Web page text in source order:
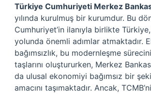
Türkiye Cumhuriyeti Merkez
yılında kurulmuş bir kurumdur. Bu
Cumhuriyet’in ilanıyla birlikte
yolunda önemli adımlar atmaktadır.
bağımsızlık, bu modernleşme
taşlarını oluştururken, Merkez
da ulusal ekonomiyi bağımsız bir
amacını taşımaktadır. Ancak,